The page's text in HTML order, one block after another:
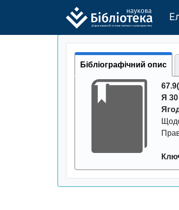
Державного бі отехно логічно го універси тету
Бібліографічний опис
Я 30